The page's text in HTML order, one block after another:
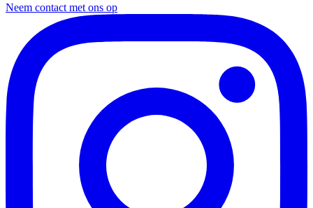
Neem contact met ons op